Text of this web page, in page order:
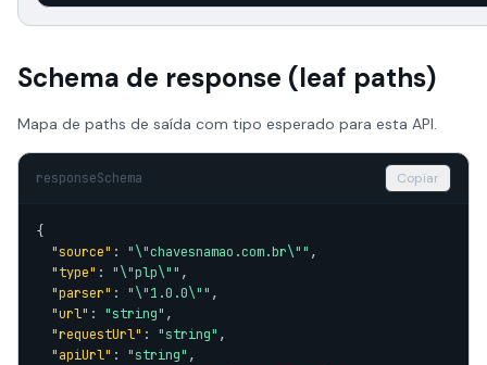
Schema de response (leaf paths)
Mapa de paths de saída com tipo esperado para esta API.
responseSchema Copiar
{
"source" : "\"chavesnamao.com.br\"" ,
"type" : "\"plp\"" ,
"parser" : "\"1.0.0\"" ,
"url" : "string" ,
"requestUrl" : "string" ,
"apiUrl" : "string" ,